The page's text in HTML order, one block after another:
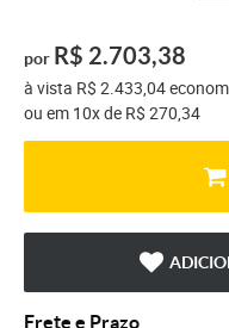
por R$ 2.703,38
à vista R$ 2.433,04
ou em 10xde R$ 270,34
Frete e Prazo